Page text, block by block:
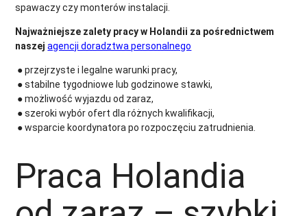
spawaczy czy monterów instalacji.
Najważniejsze zalety pracy w Holandii za pośrednictwem
naszej agencji doradztwa personalnego
● przejrzyste i legalne warunki pracy,
● stabilne tygodniowe lub godzinowe stawki,
● możliwość wyjazdu od zaraz,
● szeroki wybór ofert dla różnych kwalifikacji,
● wsparcie koordynatora po rozpoczęciu zatrudnienia.
Praca Holandia